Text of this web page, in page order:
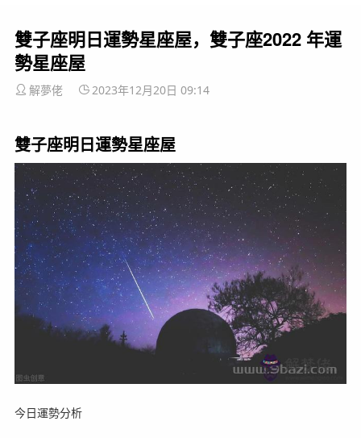
雙子座明日運勢星座屋，雙子座2022 年運
勢星座屋
解夢佬 2023年12月20日 09:14
雙子座明日運勢星座屋
今日運勢分析